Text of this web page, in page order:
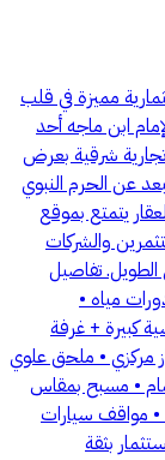
مميزة في قلب
ابن ماجه أحد
شرقية بعرض
عن الحرم النبوي
2,856 متر مربع العقار يتمتع بموقع
والشركات
تفاصيل
النوم:10 غرف نوم • دورات المياه: 6 دورات مياه •
كبيرة + غرفة
مركزي • ملحق علوي
• مسبح بمقاس
• مواقف سيارات
بثقة